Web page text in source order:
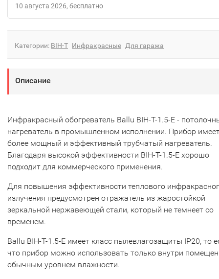
10 августа 2026
Бесплатно
Категории: BIH-T Инфракрасные Для гаража
Описание
Инфракрасный обогреватель Ballu BIH-T-1.5-E -
нагреватель в промышленном исполнении. Прибор
более мощный и эффективный трубчатый нагреватель.
Благодаря высокой эффективности BIH-T-1.5-E хорошо
подходит для коммерческого применения.
Для повышения эффективности теплового
излучения предусмотрен отражатель из жаростойкой
зеркальной нержавеющей стали, который не темнеет со
временем.
Ballu BIH-T-1.5-E имеет класс пылевлагозащиты IP20, то
что прибор можно использовать только внутри
обычным уровнем влажности.